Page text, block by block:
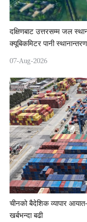
दक्षिणबाट उत्तरसम्म जल
क्यूबिकमिटर पानी स्थानान्तरण
07-Aug-2026
चीनको बैदेशिक व्यापार
खर्बभन्दा बढी